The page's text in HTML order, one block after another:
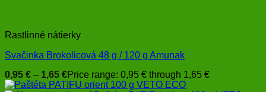
Rastlinné nátierky
Svačinka Brokolicová 48 g / 120 g Amunak
0,95 € – 1,65 €Price range: 0,95 € through 1,65 €